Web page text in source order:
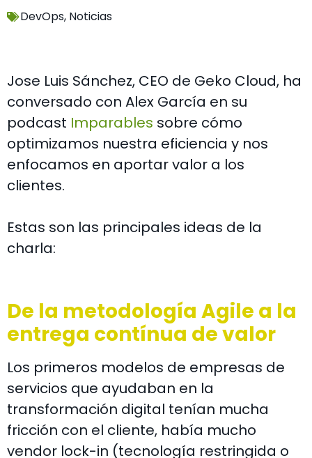
DevOps, Noticias
Jose Luis Sánchez, CEO de Geko Cloud, ha
conversado con Alex García en su
podcast Imparables sobre cómo
optimizamos nuestra eficiencia y nos
enfocamos en aportar valor a los
clientes.
Estas son las principales ideas de la
charla:
De la metodología Agile a la
entrega contínua de valor
Los primeros modelos de empresas de
servicios que ayudaban en la
transformación digital tenían mucha
fricción con el cliente, había mucho
vendor lock-in (tecnología restringida o